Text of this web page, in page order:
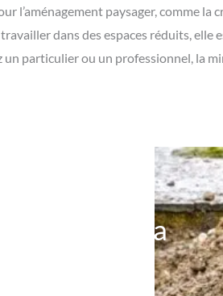
l’aménagement paysager, comme
travailler dans des espaces réduits,
un particulier ou un professionnel, la
à St cyr la